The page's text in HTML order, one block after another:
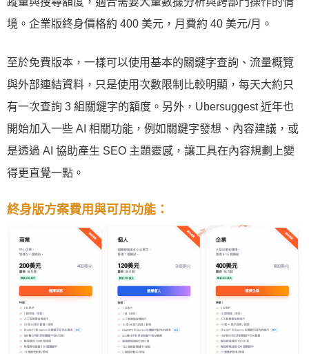
境。企業版終身價格約 400 美元，月費約 40 美元/月。
至於免費版本，一樣可以使用基本的關鍵字查詢、流量概覽
與外部連結資料，只是使用次數限制比較明顯，每天大約只
有一次查詢 3 組關鍵字的額度。另外，Ubersuggest 近年也
開始加入一些 AI 相關功能，例如關鍵字發想、內容建議，或
是透過 AI 協助產生 SEO 主題靈感，讓工具在內容規劃上變
得更直覺一點。
終身版方案費用與可用功能：